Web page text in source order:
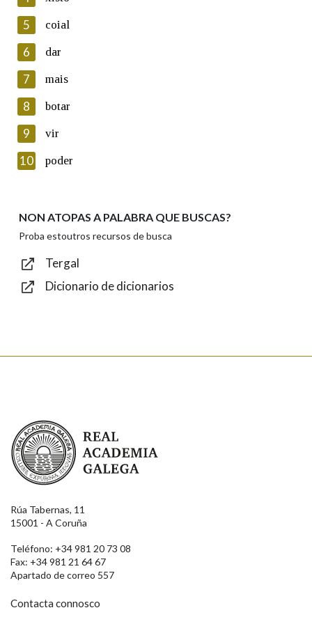
Lin e acepto as condicións da política de
Introduce o código que aparece na imaxe:
Texto de verificación
Enviar
5 coial
6 dar
7 mais
8 botar
9 vir
10 poder
NON ATOPAS A PALABRA QUE BUSCAS?
Proba estoutros recursos de busca
Tergal
Dicionario de dicionarios
Real Academia Galega
Rúa Tabernas, 11
15001 - A Coruña
Teléfono: +34 981 20 73 08
Fax: +34 981 21 64 67
Apartado de correo 557
Contacta connosco